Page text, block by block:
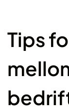
Tips